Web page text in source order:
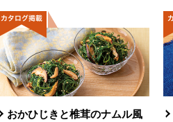
おかひじきと椎茸のナムル風